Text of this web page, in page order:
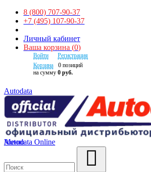
8 (800) 707-90-37
+7 (495) 107-90-37
Личный кабинет
Ваша корзина (0)
Войти
Регистрация
Корзина
0 позиций
на сумму 0 руб.
Autodata
Autodata Online
Меню